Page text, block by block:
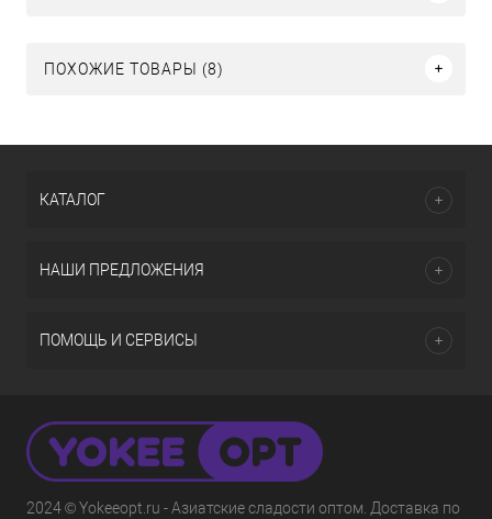
ПОХОЖИЕ ТОВАРЫ (8)
КАТАЛОГ
НАШИ ПРЕДЛОЖЕНИЯ
ПОМОЩЬ И СЕРВИСЫ
2024 © Yokeeopt.ru - Азиатские сладости оптом. Доставка по